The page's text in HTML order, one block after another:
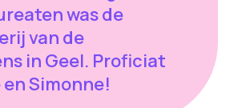
was de
van de
in Geel. Proficiat
en Simonne!